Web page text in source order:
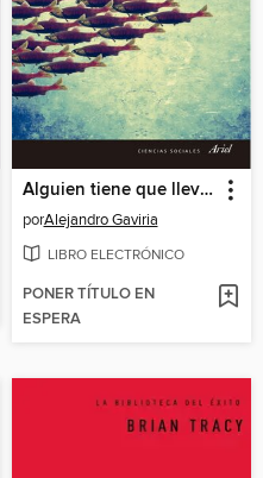
Alguien tiene que llevar la contraria
porAlejandro Gaviria
LIBRO ELECTRÓNICO
PONER TÍTULO EN
ESPERA